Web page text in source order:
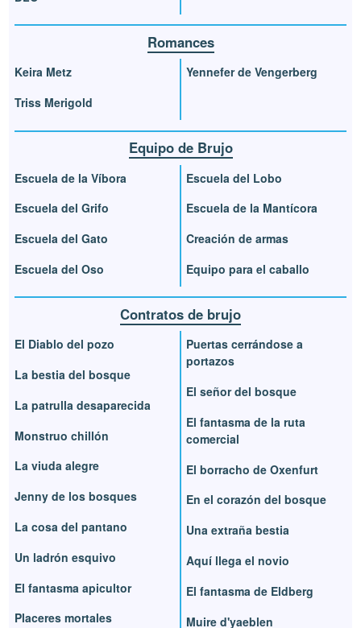
Romances
Keira Metz
Triss Merigold
Yennefer de Vengerberg
Equipo de Brujo
Escuela de la Víbora
Escuela del Grifo
Escuela del Gato
Escuela del Oso
Escuela del Lobo
Escuela de la Mantícora
Creación de armas
Equipo para el caballo
Contratos de brujo
El Diablo del pozo
La bestia del bosque
La patrulla desaparecida
Monstruo chillón
La viuda alegre
Jenny de los bosques
La cosa del pantano
Un ladrón esquivo
El fantasma apicultor
Placeres mortales
Puertas cerrándose a
portazos
El señor del bosque
El fantasma de la ruta
comercial
El borracho de Oxenfurt
En el corazón del bosque
Una extraña bestia
Aquí llega el novio
El fantasma de Eldberg
Muire d'yaeblen